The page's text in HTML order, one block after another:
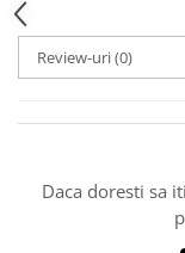
Review-uri(0)
Daca doresti sa